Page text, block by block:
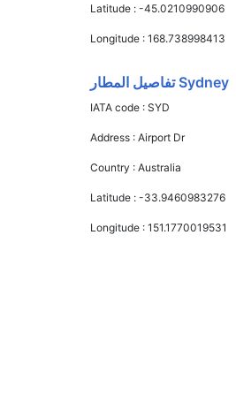
Latitude :-45.0210990906
Longitude :168.738998413
Sydney تفاصيل المطار
IATA code :SYD
Address :Airport Dr
Country :Australia
Latitude :-33.9460983276
Longitude :151.1770019531